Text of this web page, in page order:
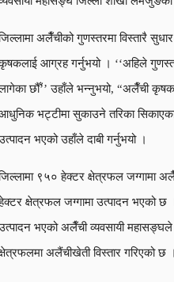
अलैँचीको गुणस्तरमा विस्तारै
आग्रह गर्नुभयो । ‘‘अहिले
छौँ’’ उहाँले भन्नुभयो, “अलैँची
भट्टीमा सुकाउने तरिका
भएको उहाँले दाबी गर्नुभयो ।
९५० हेक्टर क्षेत्रफल जग्गामा
क्षेत्रफल जग्गामा उत्पादन भएको
भएको अलैँची व्यवसायी
अलैंचीखेती विस्तार गरिएको छ ।